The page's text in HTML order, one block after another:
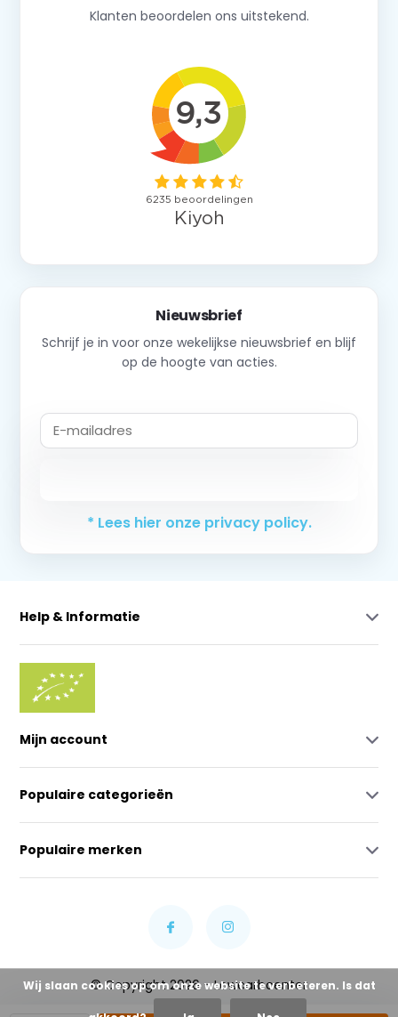
Klanten beoordelen ons uitstekend.
Nieuwsbrief
Schrijf je in voor onze wekelijkse nieuwsbrief en blijf
op de hoogte van acties.
* Lees hier onze privacy policy.
Help & Informatie
Mijn account
Populaire categorieën
Populaire merken
© Copyright 2026 - Lowcarbcenter
Wij slaan cookies op om onze website te verbeteren. Is dat